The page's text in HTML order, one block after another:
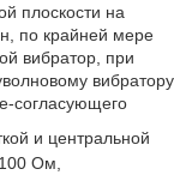
плоскости на
по крайней мере
вибратор, при
вибратору
согласующего
и центральной
Ом,